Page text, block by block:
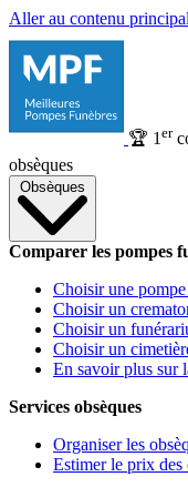
Aller au contenu principal
🏆 1 er
obsèques
Obsèques
Comparer les pompes
Choisir une
Choisir un
Choisir un
Choisir un
En savoir plus sur
Services obsèques
Organiser les
Estimer le prix des